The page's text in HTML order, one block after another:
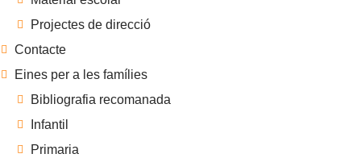
Projectes de direcció
Contacte
Eines per a les famílies
Bibliografia recomanada
Infantil
Primaria